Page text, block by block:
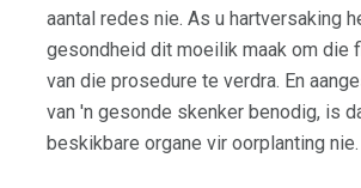
aantal redes nie. As u hartversaking
gesondheid dit moeilik maak om die
van die prosedure te verdra. En
van 'n gesonde skenker benodig, is
beskikbare organe vir oorplanting nie.